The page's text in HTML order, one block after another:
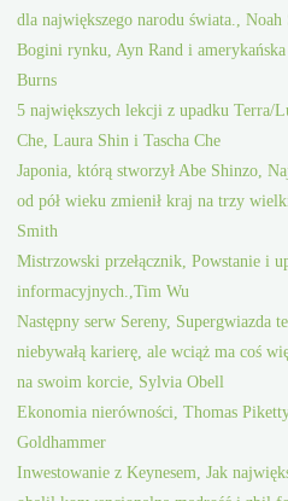
dla największego narodu świata., Noah
Bogini rynku, Ayn Rand i
Burns
5 największych lekcji z upadku Terra/
Che, Laura Shin i Tascha Che
Japonia, którą stworzył Abe Shinzo,
od pół wieku zmienił kraj na trzy
Smith
Mistrzowski przełącznik, Powstanie i
informacyjnych.,Tim Wu
Następny serw Sereny, Supergwiazda
niebywałą karierę, ale wciąż ma coś
na swoim korcie, Sylvia Obell
Ekonomia nierówności, Thomas
Goldhammer
Inwestowanie z Keynesem, Jak